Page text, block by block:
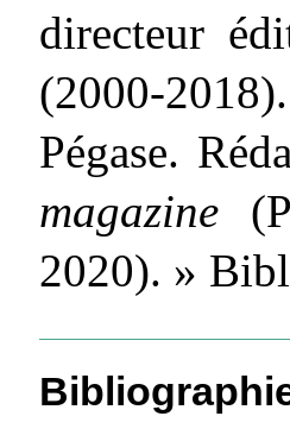
directeur
(2000-
Pégase.
magazine
2020). »